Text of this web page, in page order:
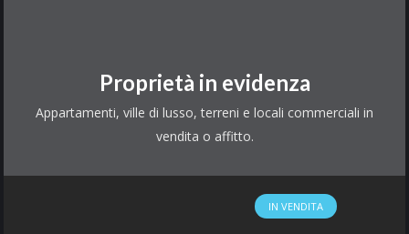
Proprietà in evidenza
Appartamenti, ville di lusso, terreni e locali commerciali in
vendita o affitto.
IN VENDITA